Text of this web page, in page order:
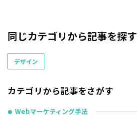
同じカテゴリから記事を探す
デザイン
カテゴリから記事をさがす
● Webマーケティング手法